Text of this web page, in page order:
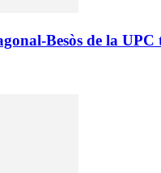
Besòs de la